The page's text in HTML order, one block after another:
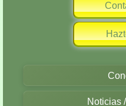
Noticias